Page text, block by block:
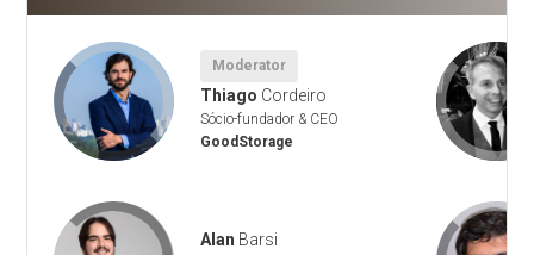
Moderator
Thiago Cordeiro
Sócio-fundador & CEO
GoodStorage
Alan Barsi